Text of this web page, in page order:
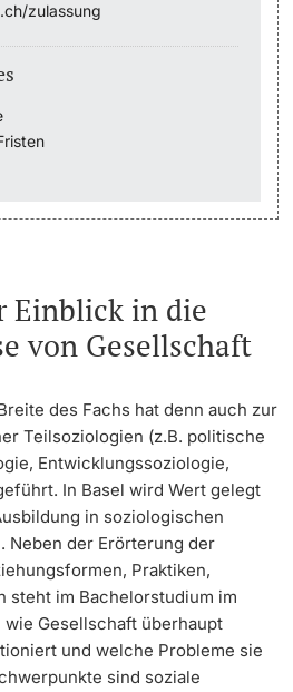
for Refugees
zulassung
Einblick in die
von Gesellschaft
des Fachs hat denn auch zur
Teilsoziologien (z.B. politische
Entwicklungssoziologie,
In Basel wird Wert gelegt
in soziologischen
Neben der Erörterung der
Praktiken,
steht im Bachelorstudium im
Gesellschaft überhaupt
und welche Probleme sie
sind soziale